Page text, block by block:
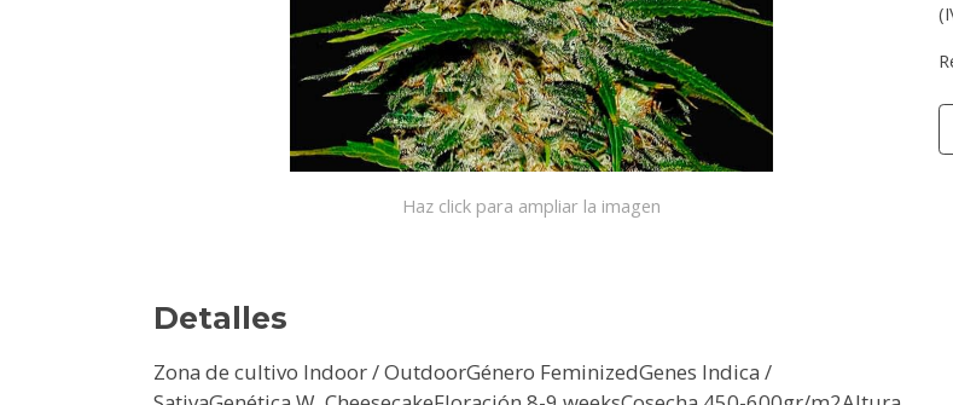
Haz click para ampliar la imagen
Detalles
Zona de cultivo Indoor / OutdoorGénero FeminizedGenes Indica /